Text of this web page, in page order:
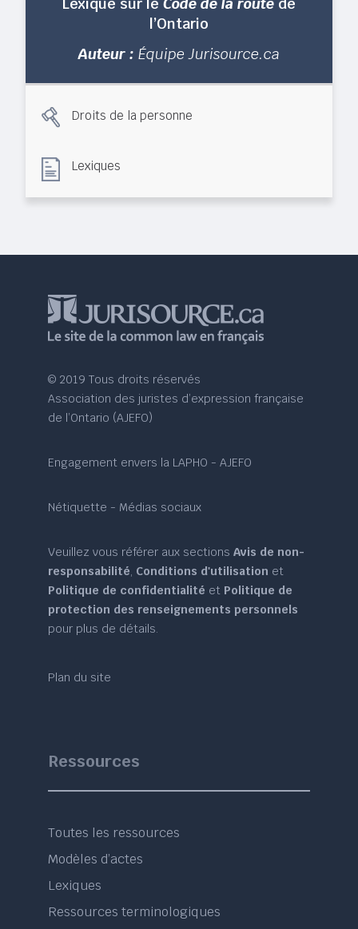
l’Ontario
Auteur : Équipe Jurisource.ca
Droits de la personne
Lexiques
© 2019 Tous droits réservés
Association des juristes d’expression française
de l’Ontario (AJEFO)
Engagement envers la LAPHO - AJEFO
Nétiquette - Médias sociaux
Veuillez vous référer aux sectionsAvis de non-
responsabilité, Conditions d'utilisation et
Politique de confidentialité et Politique de
protection des renseignements personnels
pour plus de détails.
Plan du site
Ressources
Toutes les ressources
Modèles d’actes
Lexiques
Ressources terminologiques